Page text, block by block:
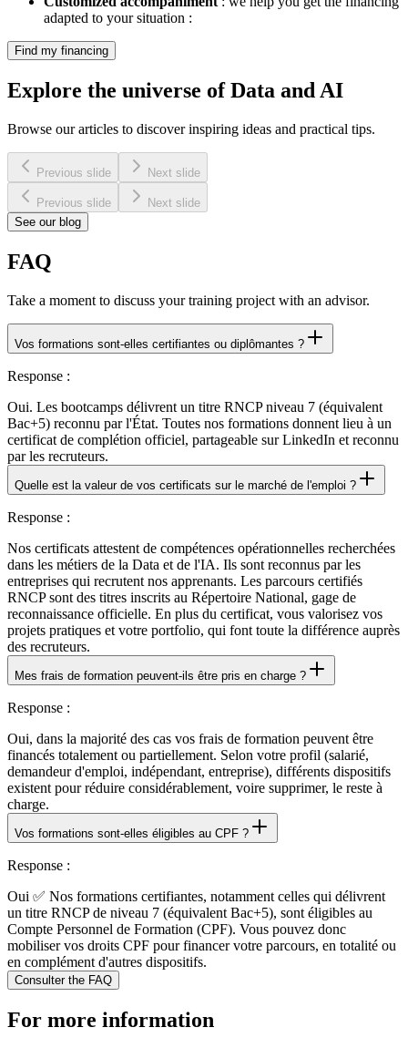
adapted to your situation :
Find my financing
Explore the universe ofData and AI
Browse our articles to discover inspiring ideas and practical tips.
Previous slide Next slide
Previous slide
Next slide
See our blog
FAQ
Take a moment to discuss your training project with an advisor.
Vos formations sont-elles certifiantes ou diplômantes ?
Response :
Oui. Les bootcamps délivrent un titre RNCP niveau 7 (équivalent
Bac+5) reconnu par l'État. Toutes nos formations donnent lieu à un
certificat de complétion officiel, partageable sur LinkedIn et reconnu
par les recruteurs.
Quelle est la valeur de vos certificats sur le marché de l'emploi ?
Response :
Nos certificats attestent de compétences opérationnelles recherchées
dans les métiers de la Data et de l'IA. Ils sont reconnus par les
entreprises qui recrutent nos apprenants. Les parcours certifiés
RNCP sont des titres inscrits au Répertoire National, gage de
reconnaissance officielle. En plus du certificat, vous valorisez vos
projets pratiques et votre portfolio, qui font toute la différence auprès
des recruteurs.
Mes frais de formation peuvent-ils être pris en charge ?
Response :
Oui, dans la majorité des cas vos frais de formation peuvent être
financés totalement ou partiellement. Selon votre profil (salarié,
demandeur d'emploi, indépendant, entreprise), différents dispositifs
existent pour réduire considérablement, voire supprimer, le reste à
charge.
Vos formations sont-elles éligibles au CPF ?
Response :
Oui ✅ Nos formations certifiantes, notamment celles qui délivrent
un titre RNCP de niveau 7 (équivalent Bac+5), sont éligibles au
Compte Personnel de Formation (CPF). Vous pouvez donc
mobiliser vos droits CPF pour financer votre parcours, en totalité ou
en complément d'autres dispositifs.
Consulter the FAQ
For more information